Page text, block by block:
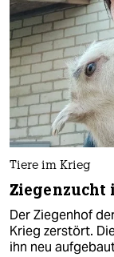
Tiere im Krieg
Ziegenzucht
Der Ziegenhof
Krieg zerstört.
ihn neu